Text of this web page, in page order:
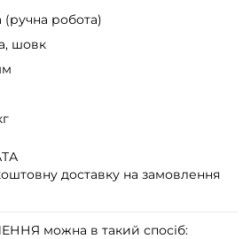
(ручна робота)
шовк
доставку на замовлення
можна в такий спосіб: